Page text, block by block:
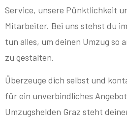
Service, unsere Pünktlichkeit
Mitarbeiter. Bei uns stehst du
tun alles, um deinen Umzug so
zu gestalten.
Überzeuge dich selbst und
für ein unverbindliches
Umzugshelden Graz steht